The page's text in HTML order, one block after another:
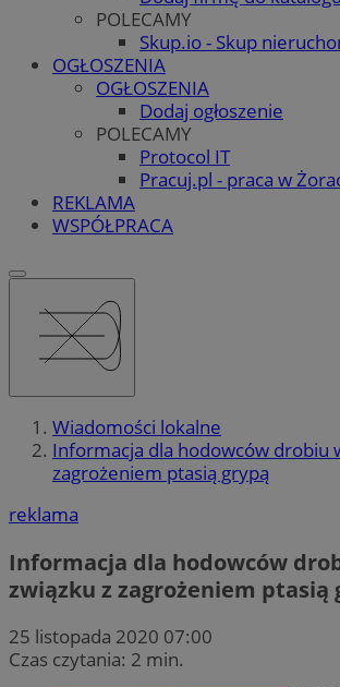
POLECAMY
Skup.io - Skup
OGŁOSZENIA
OGŁOSZENIA
Dodaj ogłoszenie
POLECAMY
Protocol IT
Pracuj.pl - praca w
REKLAMA
WSPÓŁPRACA
Wiadomości lokalne
Informacja dla hodowców drobiu
zagrożeniem ptasią grypą
reklama
Informacja dla hodowców
związku z zagrożeniem ptasią
25 listopada 2020 07:00
Czas czytania: 2 min.